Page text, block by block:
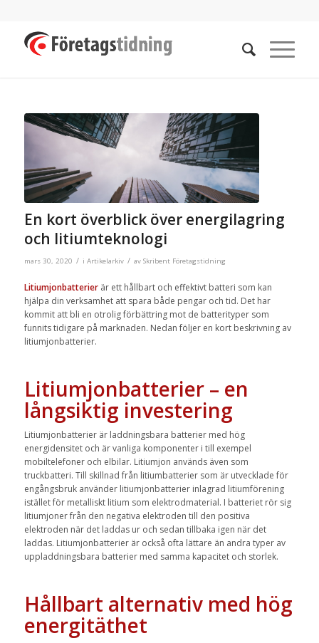
En kort överblick över energilagring
och litiumteknologi
mars 30, 2020 / i Artikelarkiv / av Skribent Företagstidning
Litiumjonbatterierär ett hållbart och effektivt batteri som kan
hjälpa din verksamhet att spara både pengar och tid. Det har
kommit att bli en otrolig förbättring mot de batterityper som
funnits tidigare på marknaden. Nedan följer en kort beskrivning av
litiumjonbatterier.
Litiumjonbatterier – en
långsiktig investering
Litiumjonbatterier är laddningsbara batterier med hög
energidensitet och är vanliga komponenter i till exempel
mobiltelefoner och elbilar. Litiumjon används även som
truckbatteri. Till skillnad från litiumbatterier som är utvecklade för
engångsbruk använder litiumjonbatterier inlagrad litiumförening
istället för metalliskt litium som elektrodmaterial. I batteriet rör sig
litiumjoner från den negativa elektroden till den positiva
elektroden när det laddas ur och sedan tillbaka igen när det
laddas. Litiumjonbatterier är också ofta lättare än andra typer av
uppladdningsbara batterier med samma kapacitet och storlek.
Hållbart alternativ med hög
energitäthet